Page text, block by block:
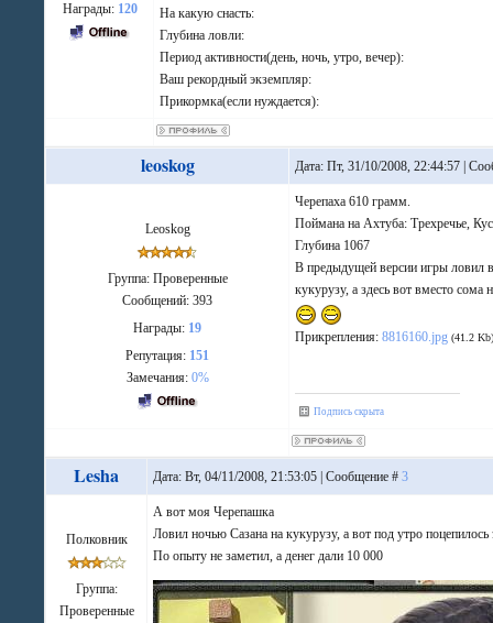
Награды: 120
На какую снасть:
Глубина ловли:
Период активности(день, ночь, утро, вечер):
Ваш рекордный экземпляр:
Прикормка(если нуждается):
leoskog Дата: Пт, 31/10/2008, 22:44:57 |
Leoskog
Группа: Проверенные
Сообщений:393
Награды: 19
Репутация: 151
Замечания: 0%
Черепаха 610 грамм.
Поймана на Ахтуба: Трехречье,
Глубина 1067
В предыдущей версии игры ловил
кукурузу, а здесь вот вместо сома
Прикрепления:8816160.jpg (41.2
Подпись скрыта
Lesha Дата: Вт, 04/11/2008, 21:53:05 | Сообщение #3
Полковник
Группа:
Проверенные
А вот моя Черепашка
Ловил ночью Сазана на кукурузу, а вот под утро поцепилось
По опыту не заметил, а денег дали 10 000